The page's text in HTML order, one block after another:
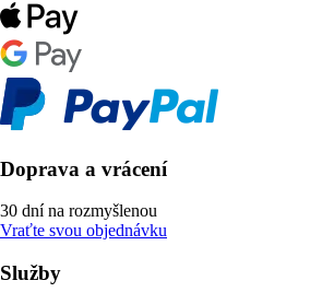
Doprava a vrácení
30 dní na rozmyšlenou
Vraťte svou objednávku
Služby